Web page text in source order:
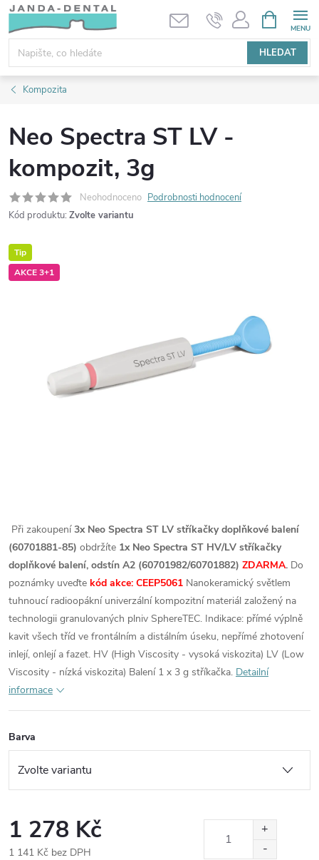
Přejít
obsah
HLEDAT
NÁKUPNÍ
KOŠÍK
Kompozita
Neo Spectra ST LV -
kompozit, 3g
Neohodnoceno Podrobnosti hodnocení
Kód produktu: Zvolte variantu
Tip
AKCE 3+1
Při zakoupení3x Neo Spectra ST LV stříkačky doplňkové balení
(60701881-85) obdržíte 1x Neo Spectra ST HV/LV stříkačky
doplňkové balení, odstín A2 (60701982/60701882) ZDARMA. Do
poznámky uveďte kód akce: CEEP5061 Nanokeramický světlem
tuhnoucí radioopákní univerzální kompozitní materiál založený na
technologii granulovaných plniv SphereTEC. Indikace: přímé výplně
kavit všech tříd ve frontálním a distálním úseku, nepřímé zhotovení
inlejí, onlejí a fazet. HV (High Viscosity - vysoká viskozita) LV (Low
Viscosity - nízká viskozita) Balení 1 x 3 g stříkačka. Detailní
informace
Barva
1 278 Kč
1 141 Kč bez DPH